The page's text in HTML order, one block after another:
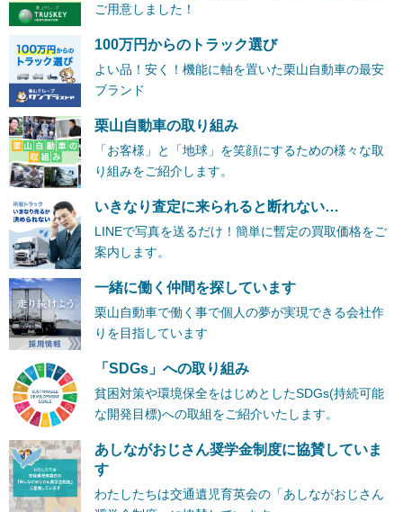
ご用意しました！
100万円からのトラック選び
よい品！安く！機能に軸を置いた栗山自動車の最安
ブランド
栗山自動車の取り組み
「お客様」と「地球」を笑顔にするための様々な取
り組みをご紹介します。
いきなり査定に来られると断れない…
LINEで写真を送るだけ！簡単に暫定の買取価格をご
案内します。
一緒に働く仲間を探しています
栗山自動車で働く事で個人の夢が実現できる会社作
りを目指しています
「SDGs」への取り組み
貧困対策や環境保全をはじめとしたSDGs(持続可能
な開発目標)への取組をご紹介いたします。
あしながおじさん奨学金制度に協賛していま
す
わたしたちは交通遺児育英会の「あしながおじさん